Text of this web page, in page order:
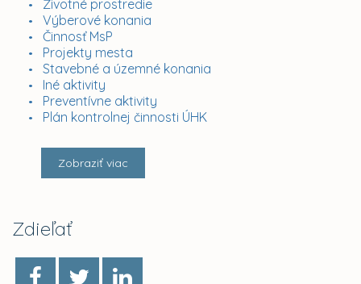
Životné prostredie
Výberové konania
Činnosť MsP
Projekty mesta
Stavebné a územné konania
Iné aktivity
Preventívne aktivity
Plán kontrolnej činnosti ÚHK
Zobraziť viac
Zdieľať